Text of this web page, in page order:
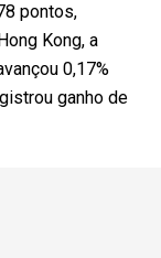
pontos,
Kong, a
0,17%
ganho de